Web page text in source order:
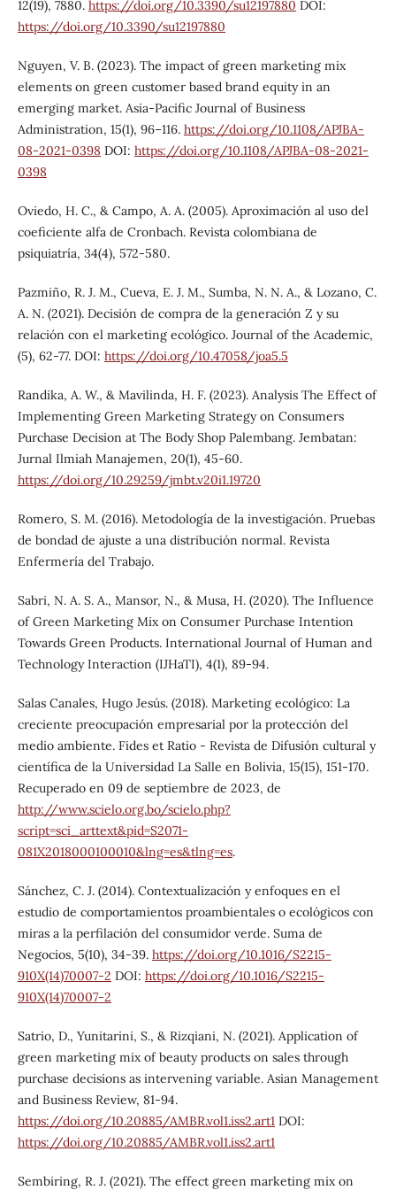
12(19), 7880. https://doi.org/10.3390/su12197880 DOI:
https://doi.org/10.3390/su12197880
Nguyen, V. B. (2023). The impact of green marketing mix
elements on green customer based brand equity in an
emerging market. Asia-Pacific Journal of Business
Administration, 15(1), 96–116. https://doi.org/10.1108/APJBA-
08-2021-0398DOI: https://doi.org/10.1108/APJBA-08-2021-
0398
Oviedo, H. C., & Campo, A. A. (2005). Aproximación al uso del
coeficiente alfa de Cronbach. Revista colombiana de
psiquiatría, 34(4), 572-580.
Pazmiño, R. J. M., Cueva, E. J. M., Sumba, N. N. A., & Lozano, C.
A. N. (2021). Decisión de compra de la generación Z y su
relación con el marketing ecológico. Journal of the Academic,
(5), 62-77. DOI: https://doi.org/10.47058/joa5.5
Randika, A. W., & Mavilinda, H. F. (2023). Analysis The Effect of
Implementing Green Marketing Strategy on Consumers
Purchase Decision at The Body Shop Palembang. Jembatan:
Jurnal Ilmiah Manajemen, 20(1), 45-60.
https://doi.org/10.29259/jmbt.v20i1.19720
Romero, S. M. (2016). Metodología de la investigación. Pruebas
de bondad de ajuste a una distribución normal. Revista
Enfermería del Trabajo.
Sabri, N. A. S. A., Mansor, N., & Musa, H. (2020). The Influence
of Green Marketing Mix on Consumer Purchase Intention
Towards Green Products. International Journal of Human and
Technology Interaction (IJHaTI), 4(1), 89-94.
Salas Canales, Hugo Jesús. (2018). Marketing ecológico: La
creciente preocupación empresarial por la protección del
medio ambiente. Fides et Ratio - Revista de Difusión cultural y
científica de la Universidad La Salle en Bolivia, 15(15), 151-170.
Recuperado en 09 de septiembre de 2023, de
http://www.scielo.org.bo/scielo.php?
script=sci_arttext&pid=S2071-
081X2018000100010&lng=es&tlng=es.
Sánchez, C. J. (2014). Contextualización y enfoques en el
estudio de comportamientos proambientales o ecológicos con
miras a la perfilación del consumidor verde. Suma de
Negocios, 5(10), 34-39. https://doi.org/10.1016/S2215-
910X(14)70007-2 DOI: https://doi.org/10.1016/S2215-
910X(14)70007-2
Satrio, D., Yunitarini, S., & Rizqiani, N. (2021). Application of
green marketing mix of beauty products on sales through
purchase decisions as intervening variable. Asian Management
and Business Review, 81-94.
https://doi.org/10.20885/AMBR.vol1.iss2.art1DOI:
https://doi.org/10.20885/AMBR.vol1.iss2.art1
Sembiring, R. J. (2021). The effect green marketing mix on